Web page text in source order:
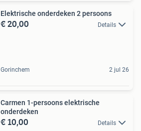
Elektrische onderdeken 2 persoons
€ 20,00 Details
Gorinchem 2 jul 26
Carmen 1-persoons elektrische
onderdeken
€ 10,00 Details